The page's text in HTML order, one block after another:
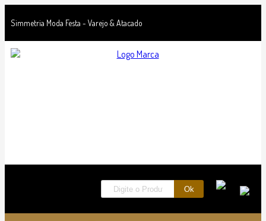
Simmetria Moda Festa - Varejo & Atacado